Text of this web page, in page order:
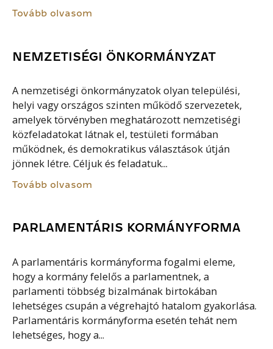
Tovább olvasom
NEMZETISÉGI ÖNKORMÁNYZAT
A nemzetiségi önkormányzatok olyan települési,
helyi vagy országos szinten működő szervezetek,
amelyek törvényben meghatározott nemzetiségi
közfeladatokat látnak el, testületi formában
működnek, és demokratikus választások útján
jönnek létre. Céljuk és feladatuk...
Tovább olvasom
PARLAMENTÁRIS KORMÁNYFORMA
A parlamentáris kormányforma fogalmi eleme,
hogy a kormány felelős a parlamentnek, a
parlamenti többség bizalmának birtokában
lehetséges csupán a végrehajtó hatalom gyakorlása.
Parlamentáris kormányforma esetén tehát nem
lehetséges, hogy a...